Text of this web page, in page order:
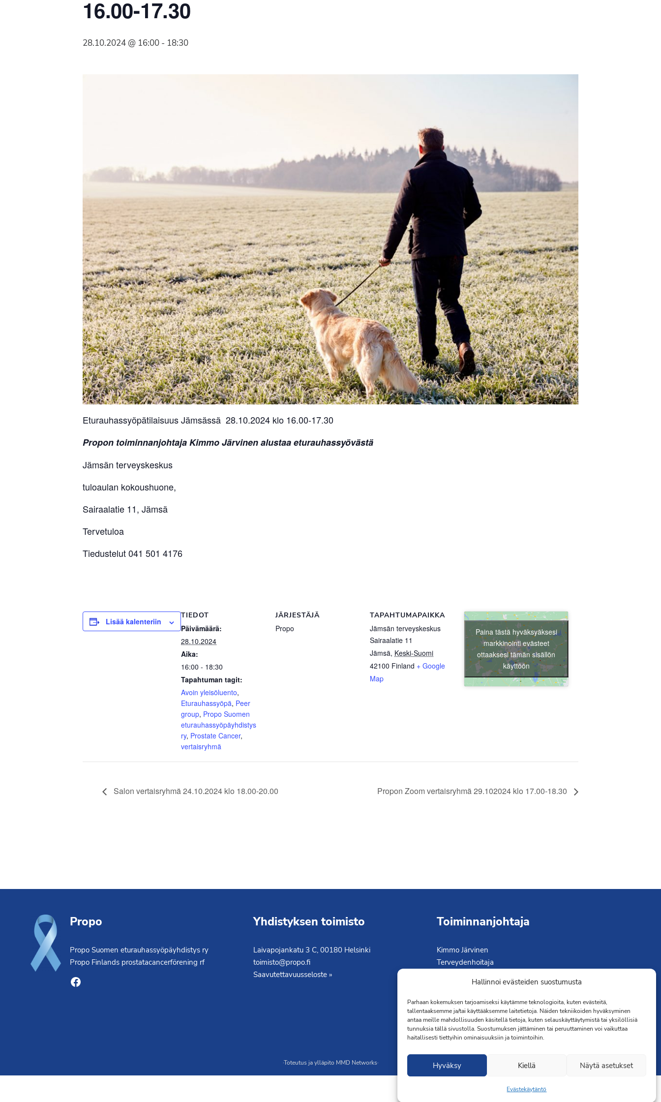
Hallinnoi evästeiden suostumusta
Parhaan kokemuksen tarjoamiseksi käytämme teknologioita, kuten evästeitä,
tallentaaksemme ja/tai käyttääksemme laitetietoja. Näiden tekniikoiden hyväksyminen
antaa meille mahdollisuuden käsitellä tietoja, kuten selauskäyttäytymistä tai yksilöllisiä
tunnuksia tällä sivustolla. Suostumuksen jättäminen tai peruuttaminen voi vaikuttaa
haitallisesti tiettyihin ominaisuuksiin ja toimintoihin.
Hyväksy Kiellä Näytä asetukset
Evästekäytäntö
Syöpäyhdistyksen16.00-17.30
28.10.2024 @ 16:00 - 18:30
Eturauhassyöpätilaisuus Jämsässä 28.10.2024 klo 16.00-17.30
Propon toiminnanjohtaja Kimmo Järvinen alustaa eturauhassyövästä
Jämsän terveyskeskus
tuloaulan kokoushuone,
Sairaalatie 11, Jämsä
Tervetuloa
Tiedustelut 041 501 4176
Lisää kalenteriin
TIEDOT
Päivämäärä:
28.10.2024
Aika:
16:00 - 18:30
Tapahtuman tagit:
Avoin yleisöluento,
Eturauhassyöpä, Peer
group, Propo Suomen
eturauhassyöpäyhdistys
ry, Prostate Cancer,
vertaisryhmä
JÄRJESTÄJÄ
Propo
TAPAHTUMAPAIKKA
Jämsän terveyskeskus
Sairaalatie 11
Jämsä, Keski-Suomi
42100 Finland + Google
Map
Paina tästä hyväksyäksesi
markkinointi evästeet
ottaaksesi tämän sisällön
käyttöön
Salon vertaisryhmä 24.10.2024 klo 18.00-20.00 Propon Zoom vertaisryhmä 29.102024 klo 17.00-18.30
Propo
Propo Suomen eturauhassyöpäyhdistys ry
Propo Finlands prostatacancerförening rf
Facebook
Yhdistyksen toimisto
Laivapojankatu 3 C, 00180 Helsinki
toimisto@propo.fi
Saavutettavuusseloste »
Toiminnanjohtaja
Kimmo Järvinen
Terveydenhoitaja
·Toteutus ja ylläpito MMD Networks·